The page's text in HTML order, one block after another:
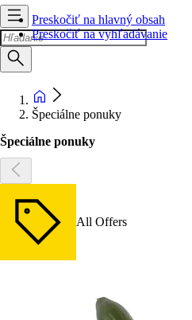
Preskočiť na hlavný obsah
Preskočiť na vyhľadávanie
Špeciálne ponuky
Špeciálne ponuky
All Offers